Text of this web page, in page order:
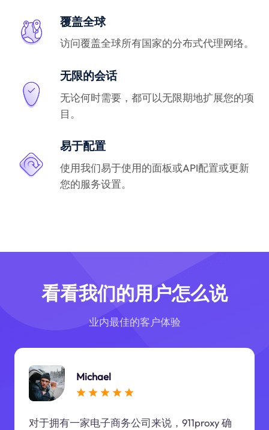
覆盖全球
访问覆盖全球所有国家的分布式代理网络。
无限的会话
无论何时需要，都可以无限期地扩展您的项
目。
易于配置
使用我们易于使用的面板或API配置或更新
您的服务设置。
看看我们的用户怎么说
业内最佳的客户体验
Michael
对于拥有一家电子商务公司来说，911proxy 确